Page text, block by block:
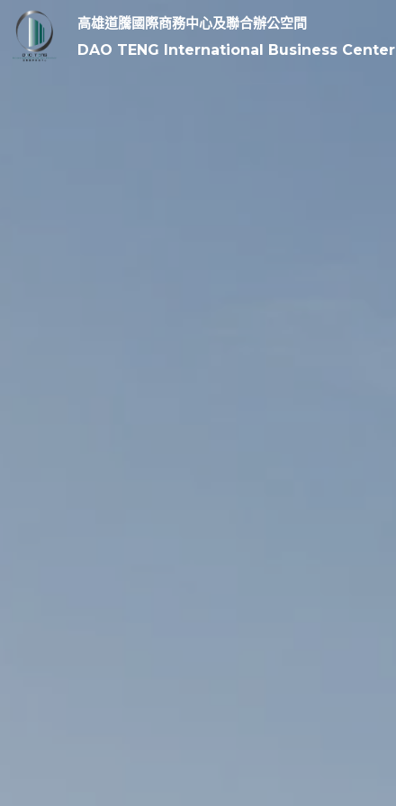
高雄道騰國際商務中心及聯合辦公空間
DAO TENG International Business Center